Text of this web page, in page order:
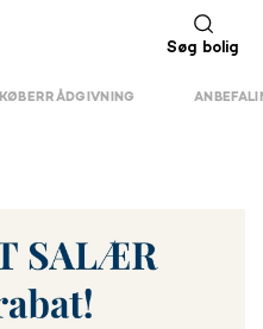
Søg bolig
KØBERRÅDGIVNING